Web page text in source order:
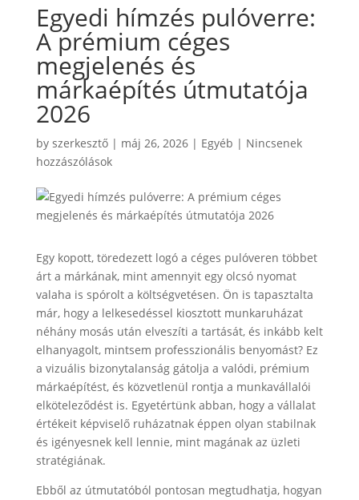
Egyedi hímzés pulóverre:
A prémium céges
megjelenés és
márkaépítés útmutatója
2026
by szerkesztő| máj 26, 2026| Egyéb | Nincsenek
hozzászólások
Egy kopott, töredezett logó a céges pulóveren többet
árt a márkának, mint amennyit egy olcsó nyomat
valaha is spórolt a költségvetésen. Ön is tapasztalta
már, hogy a lelkesedéssel kiosztott munkaruházat
néhány mosás után elveszíti a tartását, és inkább kelt
elhanyagolt, mintsem professzionális benyomást? Ez
a vizuális bizonytalanság gátolja a valódi, prémium
márkaépítést, és közvetlenül rontja a munkavállalói
elköteleződést is. Egyetértünk abban, hogy a vállalat
értékeit képviselő ruházatnak éppen olyan stabilnak
és igényesnek kell lennie, mint magának az üzleti
stratégiának.
Ebből az útmutatóból pontosan megtudhatja, hogyan